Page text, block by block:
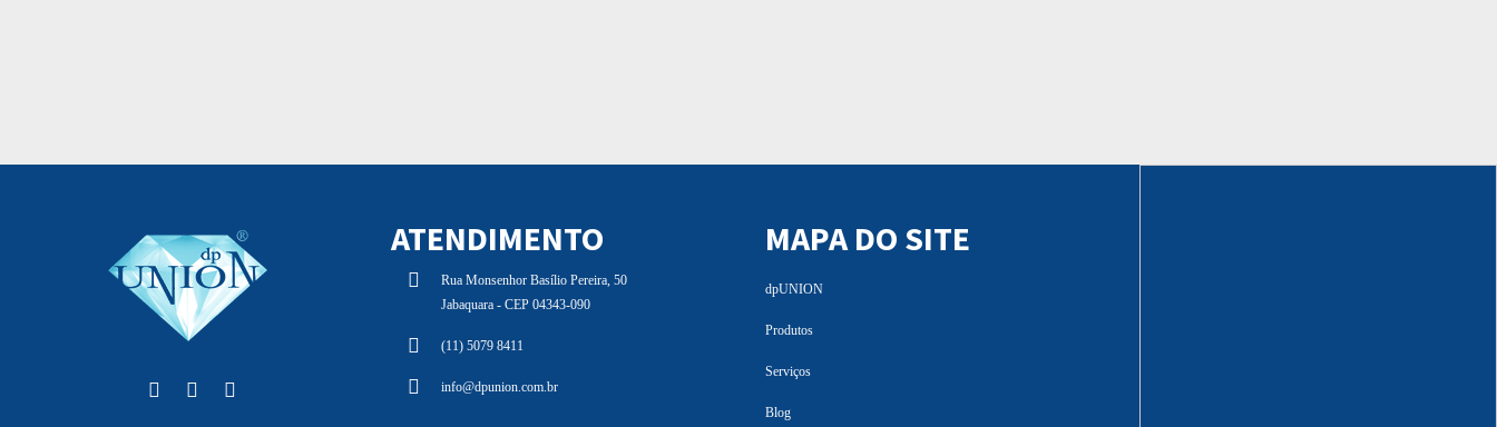
ATENDIMENTO
Rua Monsenhor Basílio Pereira, 50
Jabaquara - CEP 04343-090
(11) 5079 8411
info@dpunion.com.br
MAPA DO SITE
dpUNION
Produtos
Serviços
Blog